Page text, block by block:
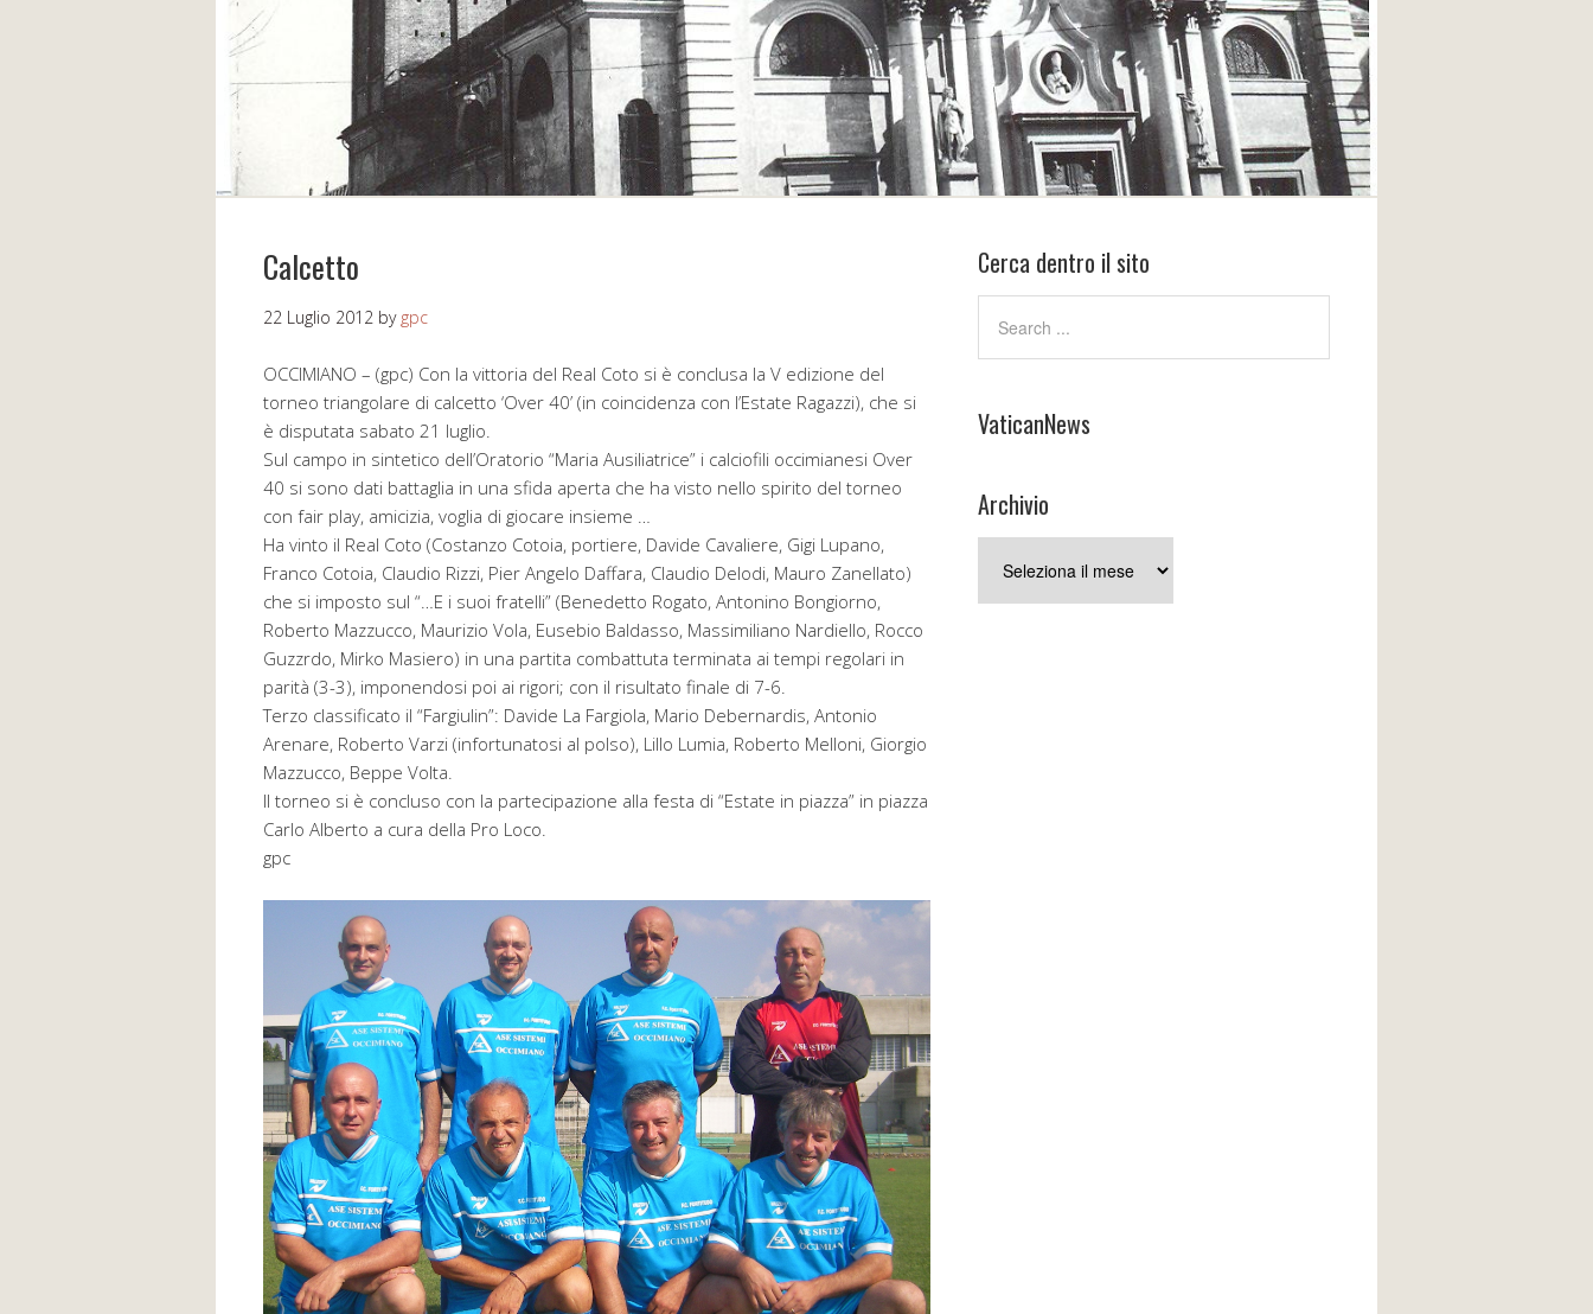
Calcetto
22 Luglio 2012 by gpc
OCCIMIANO – (gpc) Con la vittoria del Real Coto si è conclusa la V edizione del
torneo triangolare di calcetto ‘Over 40’ (in coincidenza con l’Estate Ragazzi), che si
è disputata sabato 21 luglio.
Sul campo in sintetico dell’Oratorio “Maria Ausiliatrice” i calciofili occimianesi Over
40 si sono dati battaglia in una sfida aperta che ha visto nello spirito del torneo
con fair play, amicizia, voglia di giocare insieme …
Ha vinto il Real Coto (Costanzo Cotoia, portiere, Davide Cavaliere, Gigi Lupano,
Franco Cotoia, Claudio Rizzi, Pier Angelo Daffara, Claudio Delodi, Mauro Zanellato)
che si imposto sul “…E i suoi fratelli” (Benedetto Rogato, Antonino Bongiorno,
Roberto Mazzucco, Maurizio Vola, Eusebio Baldasso, Massimiliano Nardiello, Rocco
Guzzrdo, Mirko Masiero) in una partita combattuta terminata ai tempi regolari in
parità (3-3), imponendosi poi ai rigori; con il risultato finale di 7-6.
Terzo classificato il “Fargiulin”: Davide La Fargiola, Mario Debernardis, Antonio
Arenare, Roberto Varzi (infortunatosi al polso), Lillo Lumia, Roberto Melloni, Giorgio
Mazzucco, Beppe Volta.
Il torneo si è concluso con la partecipazione alla festa di “Estate in piazza” in piazza
Carlo Alberto a cura della Pro Loco.
gpc
Cerca dentro il sito
VaticanNews
Archivio